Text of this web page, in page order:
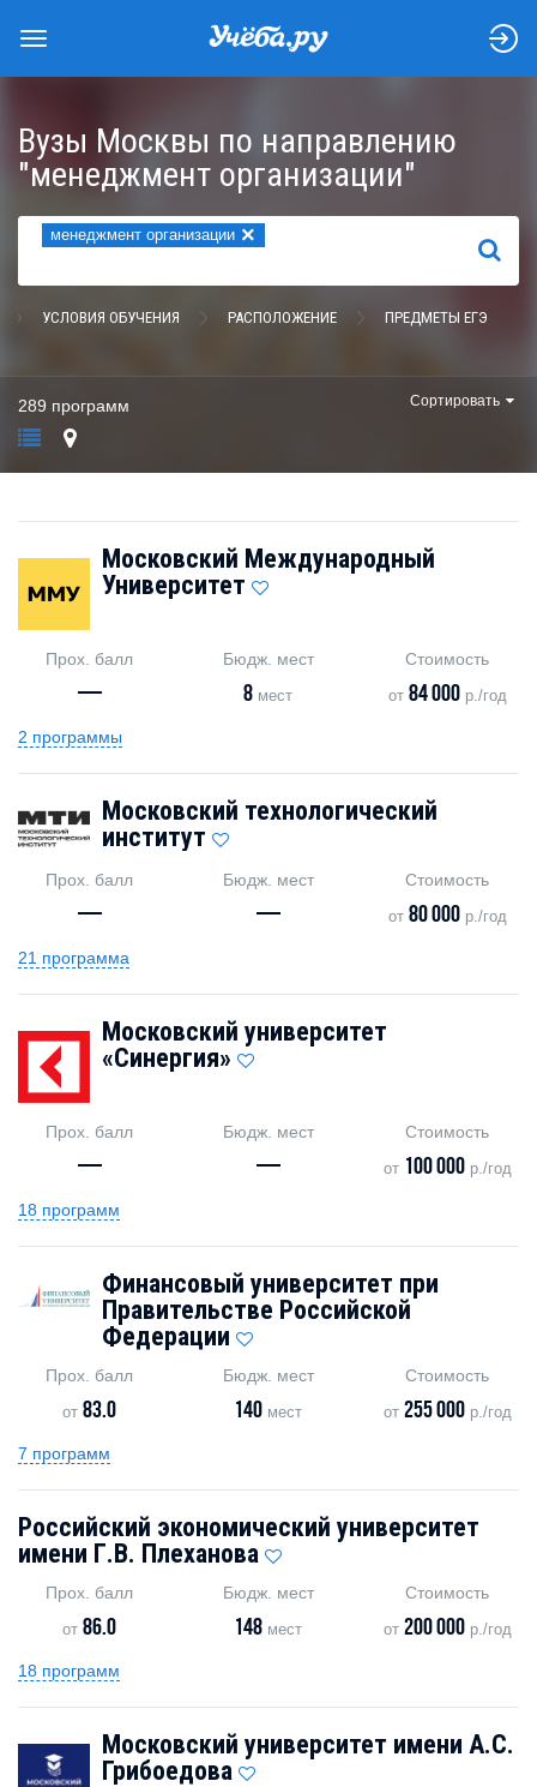
Вузы Москвы по направлению
"менеджмент организации"
менеджмент организации ×
НАЙТИ
УСЛОВИЯ ОБУЧЕНИЯ РАСПОЛОЖЕНИЕ ПРЕДМЕТЫ ЕГЭ
289 программ Сортировать
Московский Международный
Университет
Прох. балл
—
Бюдж. мест
8 мест
Стоимость
от 84 000р./год
2 программы
Московский технологический
институт
Прох. балл
—
Бюдж. мест
—
Стоимость
от 80 000р./год
21 программа
Московский университет
«Синергия»
Прох. балл
—
Бюдж. мест
—
Стоимость
от 100 000р./год
18 программ
Финансовый университет при
Правительстве Российской
Федерации
Прох. балл
от83.0
Бюдж. мест
140 мест
Стоимость
от 255 000р./год
7 программ
Российский экономический университет
имени Г.В. Плеханова
Прох. балл
от86.0
Бюдж. мест
148 мест
Стоимость
от 200 000р./год
18 программ
Московский университет имени А.С.
Грибоедова